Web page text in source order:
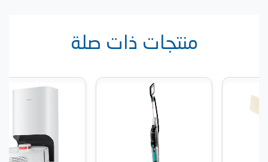
منتجات ذات صلة